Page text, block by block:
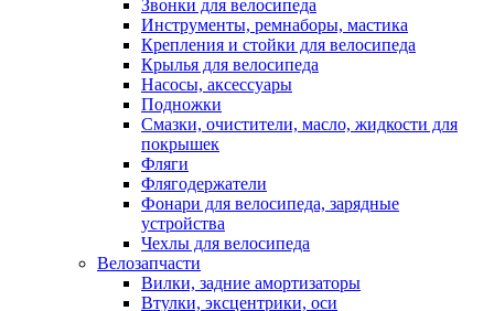
Звонки для велосипеда
Инструменты, ремнаборы, мастика
Крепления и стойки для велосипеда
Крылья для велосипеда
Насосы, аксессуары
Подножки
Смазки, очистители, масло, жидкости для
покрышек
Фляги
Флягодержатели
Фонари для велосипеда, зарядные
устройства
Чехлы для велосипеда
Велозапчасти
Вилки, задние амортизаторы
Втулки, эксцентрики, оси